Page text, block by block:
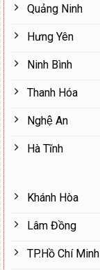
Quảng Ninh
Hưng Yên
Ninh Bình
Thanh Hóa
Nghệ An
Hà Tĩnh
Khánh Hòa
Lâm Đồng
TP.Hồ Chí Minh